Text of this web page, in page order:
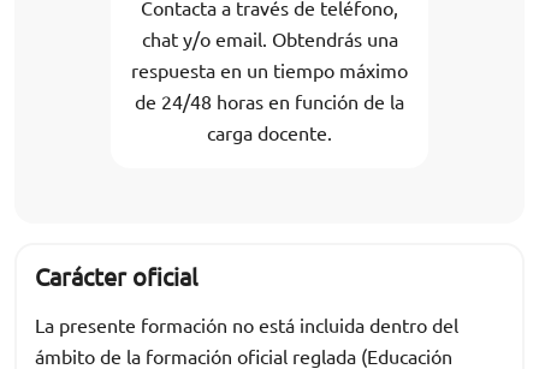
Contacta a través de teléfono,
chat y/o email. Obtendrás una
respuesta en un tiempo máximo
de 24/48 horas en función de la
carga docente.
Carácter oficial
La presente formación no está incluida dentro del
ámbito de la formación oficial reglada (Educación